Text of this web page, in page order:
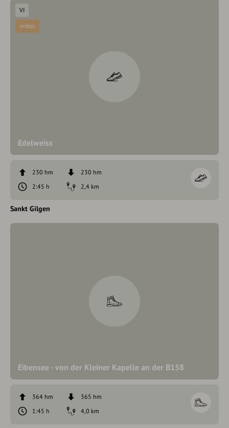
Edelweiss
VI
mittel
230 hm
230 hm
2:45 h
2,4 km
Sankt Gilgen
Eibensee - von der Kleiner Kapelle an der B158
364 hm
365 hm
1:45 h
4,0 km